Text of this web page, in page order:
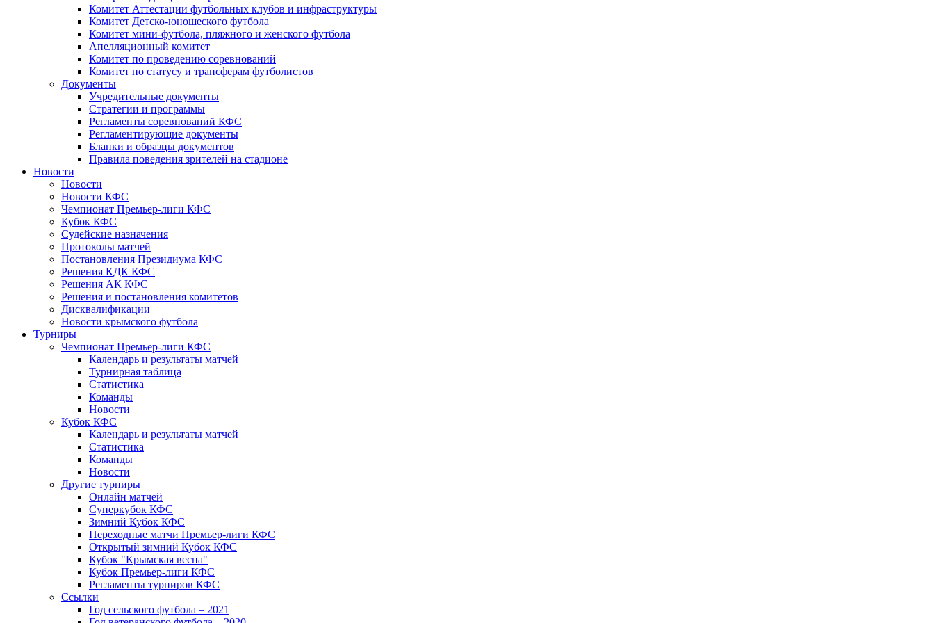
Комитет Аттестации футбольных клубов и инфраструктуры
Комитет Детско-юношеского футбола
Комитет мини-футбола, пляжного и женского футбола
Апелляционный комитет
Комитет по проведению соревнований
Комитет по статусу и трансферам футболистов
Документы
Учредительные документы
Стратегии и программы
Регламенты соревнований КФС
Регламентирующие документы
Бланки и образцы документов
Правила поведения зрителей на стадионе
Новости
Новости
Новости КФС
Чемпионат Премьер-лиги КФС
Кубок КФС
Судейские назначения
Протоколы матчей
Постановления Президиума КФС
Решения КДК КФС
Решения АК КФС
Решения и постановления комитетов
Дисквалификации
Новости крымского футбола
Турниры
Чемпионат Премьер-лиги КФС
Календарь и результаты матчей
Турнирная таблица
Статистика
Команды
Новости
Кубок КФС
Календарь и результаты матчей
Статистика
Команды
Новости
Другие турниры
Онлайн матчей
Суперкубок КФС
Зимний Кубок КФС
Переходные матчи Премьер-лиги КФС
Открытый зимний Кубок КФС
Кубок "Крымская весна"
Кубок Премьер-лиги КФС
Регламенты турниров КФС
Ссылки
Год сельского футбола – 2021